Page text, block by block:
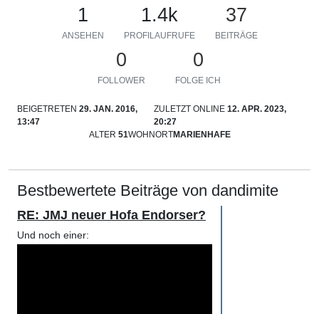
1
ANSEHEN
1.4k
PROFILAUFRUFE
37
BEITRÄGE
0
FOLLOWER
0
FOLGE ICH
BEIGETRETEN 29. JAN. 2016,
13:47
ZULETZT ONLINE 12. APR. 2023,
20:27
ALTER 51WOHNORTMARIENHAFE
Bestbewertete Beiträge von dandimite
RE: JMJ neuer Hofa Endorser?
Und noch einer: